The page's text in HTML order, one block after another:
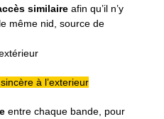
similaire afin qu’il n’y
même nid, source de
à l’exterieur
entre chaque bande, pour